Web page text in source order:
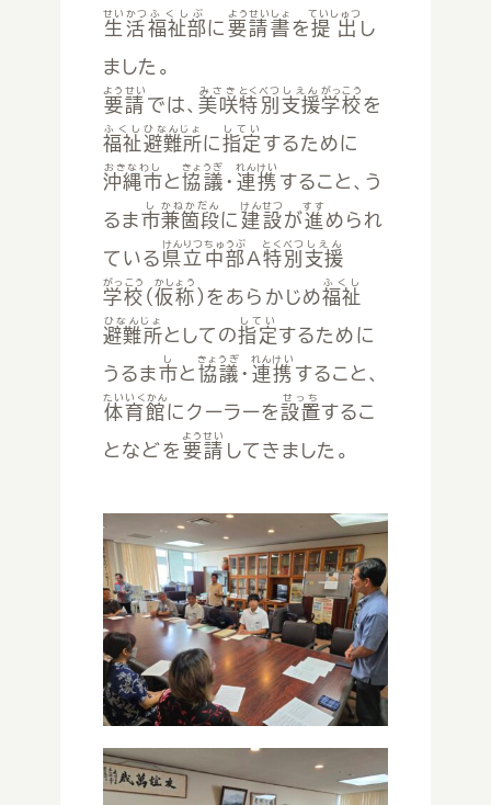
生活
せいかつ
福祉部
ふくしぶ
に 要請書
ようせいしょ
を提出
ていしゅつ
し
ました。
要請
ようせい
では、美咲
みさき
特別
とくべつ
支援
しえん
学校
がっこう
を
福祉
ふくし
避難所
ひなんじょ
に指定
してい
するために
沖縄市
おきなわし
と 協議
きょうぎ
・ 連携
れんけい
すること、う
るま市
し
兼箇段
かねかだん
に 建設
けんせつ
が進
すす
められ
ている 県立
けんりつ
中部
ちゅうぶ
A特別
とくべつ
支援
しえん
学校
がっこう
( 仮称
かしょう
)をあらかじめ福祉
ふくし
避難所
ひなんじょ
としての指定
してい
するために
うるま市
し
と 協議
きょうぎ
・ 連携
れんけい
すること、
体育館
たいいくかん
にクーラーを設置
せっち
するこ
となどを 要請
ようせい
してきました。